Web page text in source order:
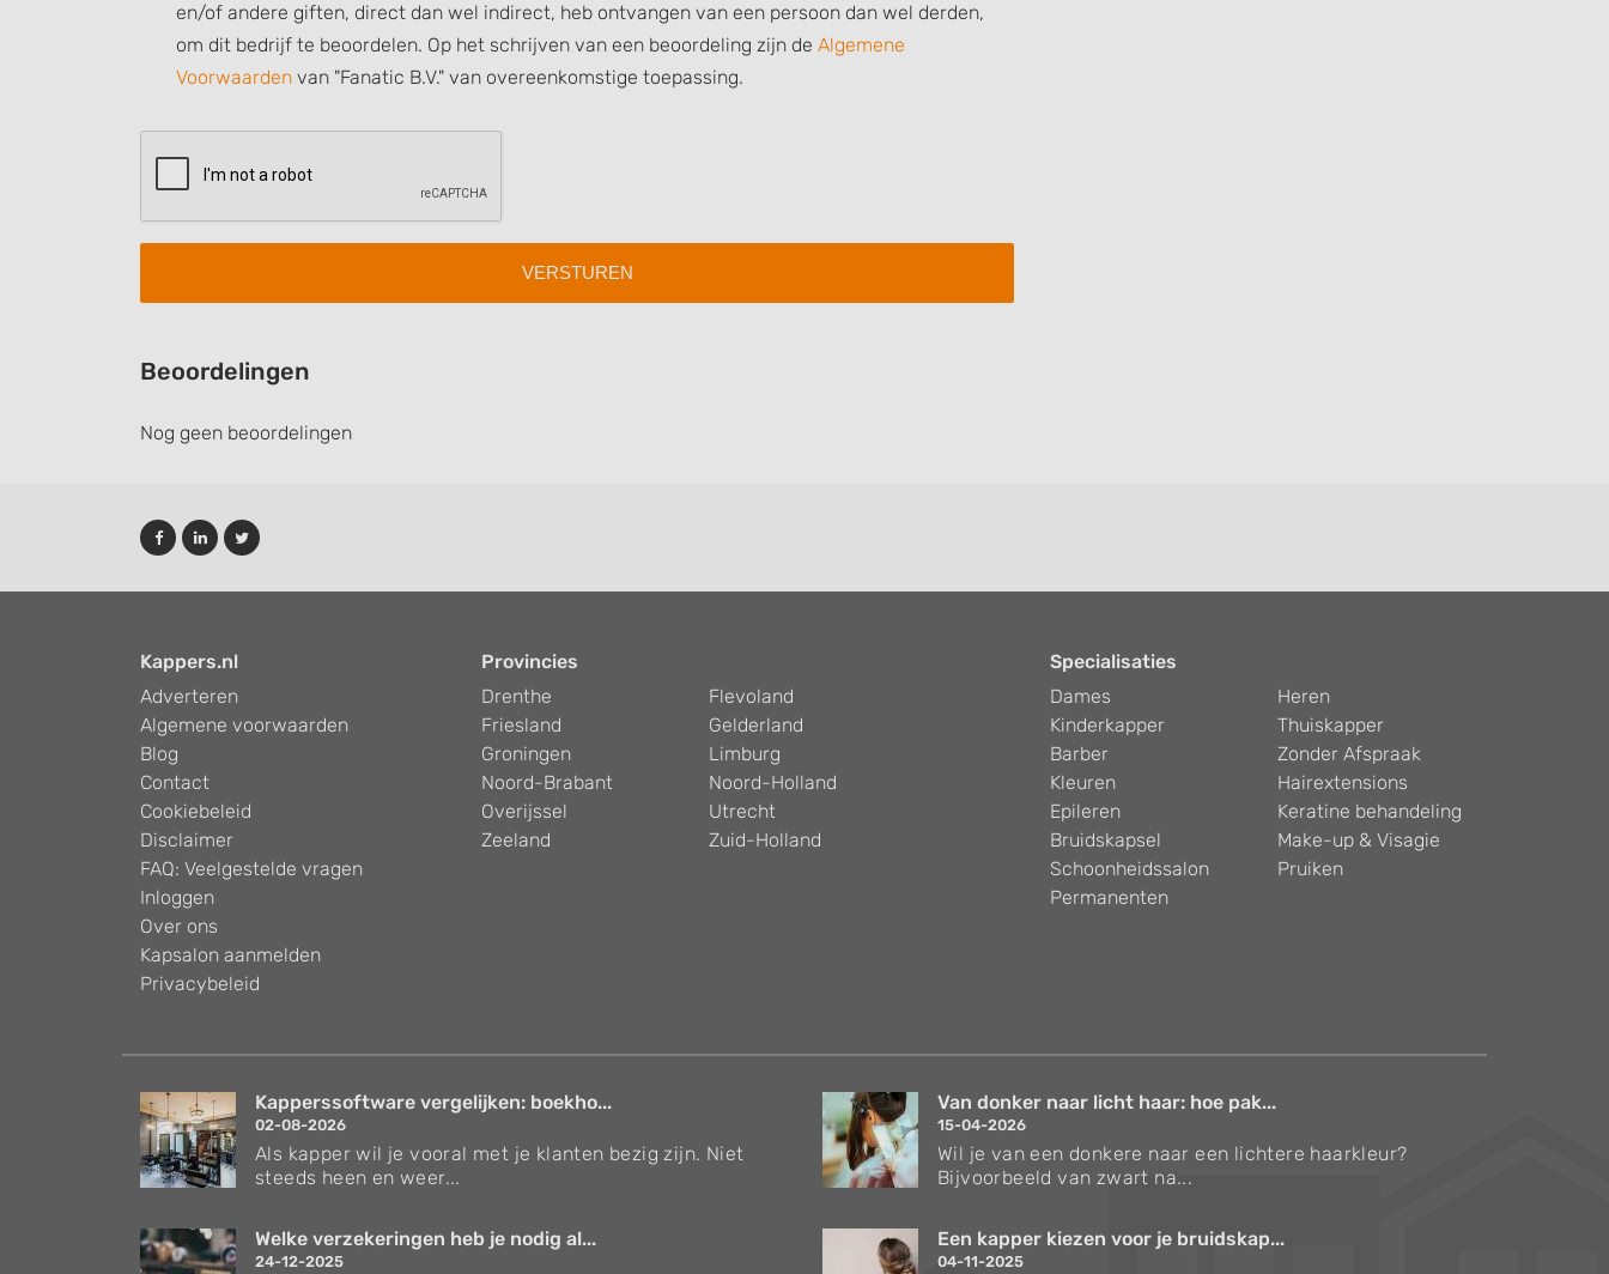
en/of andere giften, direct dan wel indirect, heb ontvangen van een persoon dan wel derden,
om dit bedrijf te beoordelen. Op het schrijven van een beoordeling zijn de Algemene
Voorwaarden van "Fanatic B.V." van overeenkomstige toepassing.
Beoordelingen
Nog geen beoordelingen
Kappers.nl
Adverteren
Algemene voorwaarden
Blog
Contact
Cookiebeleid
Disclaimer
FAQ: Veelgestelde vragen
Inloggen
Over ons
Kapsalon aanmelden
Privacybeleid
Provincies
Drenthe
Flevoland
Friesland
Gelderland
Groningen
Limburg
Noord-Brabant
Noord-Holland
Overijssel
Utrecht
Zeeland
Zuid-Holland
Specialisaties
Dames
Heren
Kinderkapper
Thuiskapper
Barber
Zonder Afspraak
Kleuren
Hairextensions
Epileren
Keratine behandeling
Bruidskapsel
Make-up & Visagie
Schoonheidssalon
Pruiken
Permanenten
Kapperssoftware vergelijken: boekho...
02-08-2026
Als kapper wil je vooral met je klanten bezig zijn. Niet
steeds heen en weer...
Van donker naar licht haar: hoe pak...
15-04-2026
Wil je van een donkere naar een lichtere haarkleur?
Bijvoorbeeld van zwart na...
Welke verzekeringen heb je nodig al...
24-12-2025
Een kapper kiezen voor je bruidskap...
04-11-2025
Use precise geolocation data
Non-IAB processing purposes:
Performance